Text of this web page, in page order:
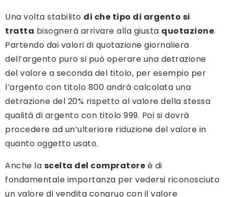
Una volta stabilito di che tipo di argento si
tratta bisognerà arrivare alla giusta quotazione.
Partendo dai valori di quotazione giornaliera
dell’argento puro si può operare una detrazione
del valore a seconda del titolo, per esempio per
l’argento con titolo 800 andrà calcolata una
detrazione del 20% rispetto al valore della stessa
qualità di argento con titolo 999. Poi si dovrà
procedere ad un’ulteriore riduzione del valore in
quanto oggetto usato.
Anche la scelta del compratore è di
fondamentale importanza per vedersi riconosciuto
un valore di vendita congruo con il valore